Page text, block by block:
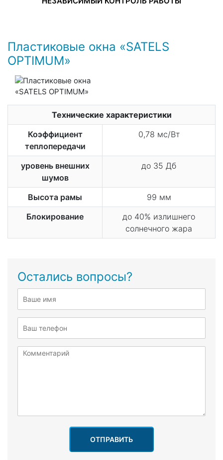
Пластиковые окна «SATELS
OPTIMUM»
Технические характеристики
Коэффициент
теплопередачи
0,78 мс/Вт
уровень внешних
шумов
до 35 Дб
Высота рамы
99 мм
Блокирование
до 40% излишнего
солнечного жара
Остались вопросы?
ОТПРАВИТЬ